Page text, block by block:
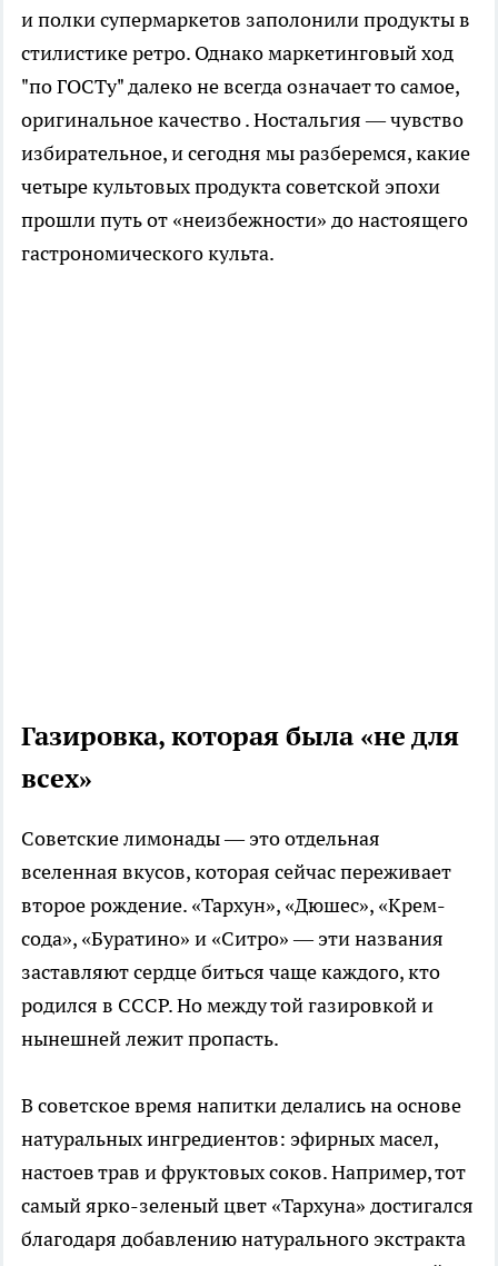
и полки супермаркетов заполонили продукты в
стилистике ретро. Однако маркетинговый ход
"по ГОСТу" далеко не всегда означает то самое,
оригинальное качество . Ностальгия — чувство
избирательное, и сегодня мы разберемся, какие
четыре культовых продукта советской эпохи
прошли путь от «неизбежности» до настоящего
гастрономического культа.
Газировка, которая была «не для
всех»
Советские лимонады — это отдельная
вселенная вкусов, которая сейчас переживает
второе рождение. «Тархун», «Дюшес», «Крем-
сода», «Буратино» и «Ситро» — эти названия
заставляют сердце биться чаще каждого, кто
родился в СССР. Но между той газировкой и
нынешней лежит пропасть.
В советское время напитки делались на основе
натуральных ингредиентов: эфирных масел,
настоев трав и фруктовых соков. Например, тот
самый ярко-зеленый цвет «Тархуна» достигался
благодаря добавлению натурального экстракта